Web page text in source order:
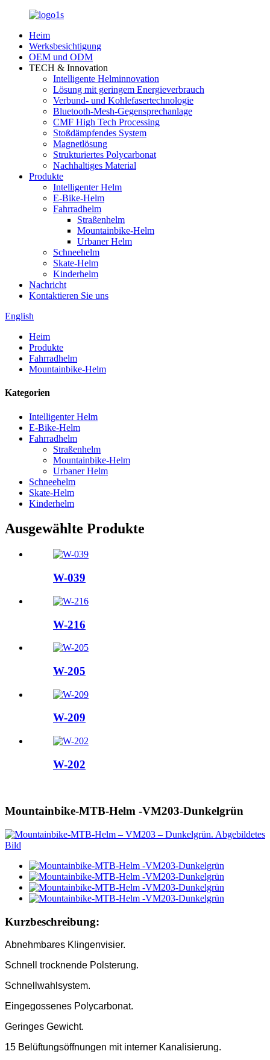
Heim
Werksbesichtigung
OEM und ODM
TECH & Innovation
Intelligente Helminnovation
Lösung mit geringem Energieverbrauch
Verbund- und Kohlefasertechnologie
Bluetooth-Mesh-Gegensprechanlage
CMF High Tech Processing
Stoßdämpfendes System
Magnetlösung
Strukturiertes Polycarbonat
Nachhaltiges Material
Produkte
Intelligenter Helm
E-Bike-Helm
Fahrradhelm
Straßenhelm
Mountainbike-Helm
Urbaner Helm
Schneehelm
Skate-Helm
Kinderhelm
Nachricht
Kontaktieren Sie uns
English
Heim
Produkte
Fahrradhelm
Mountainbike-Helm
Kategorien
Intelligenter Helm
E-Bike-Helm
Fahrradhelm
Straßenhelm
Mountainbike-Helm
Urbaner Helm
Schneehelm
Skate-Helm
Kinderhelm
Ausgewählte Produkte
W-039
W-216
W-205
W-209
W-202
Mountainbike-MTB-Helm -VM203-Dunkelgrün
Kurzbeschreibung:
Abnehmbares Klingenvisier.
Schnell trocknende Polsterung.
Schnellwahlsystem.
Eingegossenes Polycarbonat.
Geringes Gewicht.
15 Belüftungsöffnungen mit interner Kanalisierung.